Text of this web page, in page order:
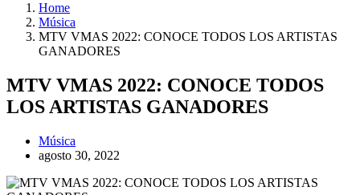
Home
Música
MTV VMAS 2022: CONOCE TODOS LOS ARTISTAS
GANADORES
MTV VMAS 2022: CONOCE TODOS
LOS ARTISTAS GANADORES
Música
agosto 30, 2022